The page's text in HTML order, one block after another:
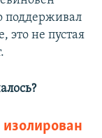
поддерживал
это не пустая